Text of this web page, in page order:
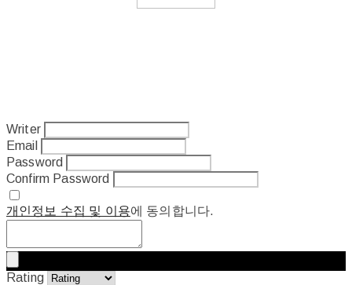
Writer
Email
Password
Confirm Password
개인정보 수집 및 이용에 동의합니다.
Rating